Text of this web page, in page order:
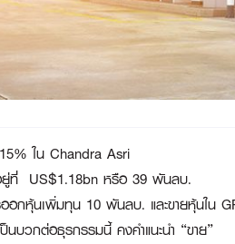
ใน Chandra Asri
ยู่ที่ US$1.18bn หรือ 39 พันลบ.
ออกหุ้นเพิ่มทุน 10 พันลบ. และขายหุ้นใน
ป็นบวกต่อธุรกรรมนี้ คงคำแนะนำ “ขาย”